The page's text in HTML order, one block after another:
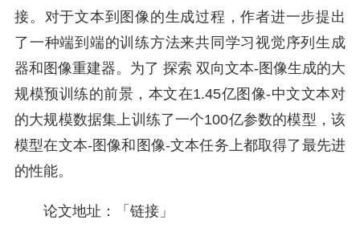
接。对于文本到图像的生成过程，作者进一步提出
了一种端到端的训练方法来共同学习视觉序列生成
器和图像重建器。为了 探索 双向文本-图像生成的大
规模预训练的前景，本文在1.45亿图像-中文文本对
的大规模数据集上训练了一个100亿参数的模型，该
模型在文本-图像和图像-文本任务上都取得了最先进
的性能。
论文地址：「链接」